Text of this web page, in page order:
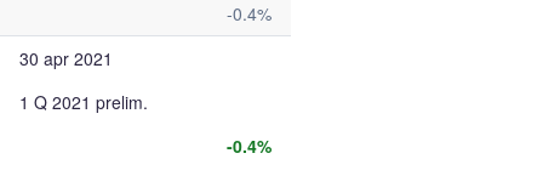
-0.4%
30 apr 2021
1 Q 2021 prelim.
-0.4%